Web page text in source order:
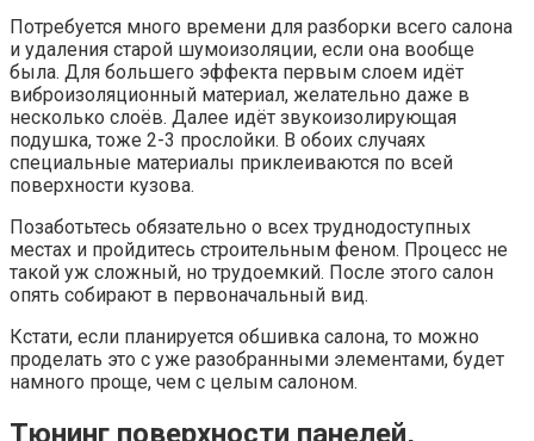
Потребуется много времени для разборки всего салона
и удаления старой шумоизоляции, если она вообще
была. Для большего эффекта первым слоем идёт
виброизоляционный материал, желательно даже в
несколько слоёв. Далее идёт звукоизолирующая
подушка, тоже 2-3 прослойки. В обоих случаях
специальные материалы приклеиваются по всей
поверхности кузова.
Позаботьтесь обязательно о всех труднодоступных
местах и пройдитесь строительным феном. Процесс не
такой уж сложный, но трудоемкий. После этого салон
опять собирают в первоначальный вид.
Кстати, если планируется обшивка салона, то можно
проделать это с уже разобранными элементами, будет
намного проще, чем с целым салоном.
Тюнинг поверхности панелей,